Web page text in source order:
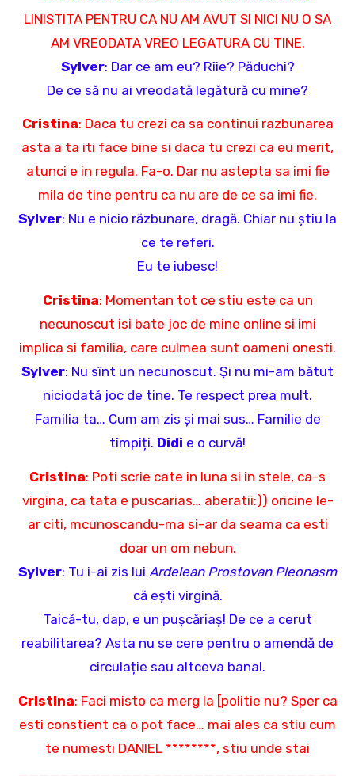
LINISTITA PENTRU CA NU AM AVUT SI NICI NU O SA
AM VREODATA VREO LEGATURA CU TINE.
Sylver: Dar ce am eu? Rîie? Păduchi?
De ce să nu ai vreodată legătură cu mine?
Cristina: Daca tu crezi ca sa continui razbunarea
asta a ta iti face bine si daca tu crezi ca eu merit,
atunci e in regula. Fa-o. Dar nu astepta sa imi fie
mila de tine pentru ca nu are de ce sa imi fie.
Sylver: Nu e nicio răzbunare, dragă. Chiar nu știu la
ce te referi.
Eu te iubesc!
Cristina: Momentan tot ce stiu este ca un
necunoscut isi bate joc de mine online si imi
implica si familia, care culmea sunt oameni onesti.
Sylver: Nu sînt un necunoscut. Și nu mi-am bătut
niciodată joc de tine. Te respect prea mult.
Familia ta… Cum am zis și mai sus… Familie de
tîmpiți. Didi e o curvă!
Cristina: Poti scrie cate in luna si in stele, ca-s
virgina, ca tata e puscarias… aberatii:)) oricine le-
ar citi, mcunoscandu-ma si-ar da seama ca esti
doar un om nebun.
Sylver: Tu i-ai zis lui Ardelean Prostovan Pleonasm
că ești virgină.
Taică-tu, dap, e un pușcăriaș! De ce a cerut
reabilitarea? Asta nu se cere pentru o amendă de
circulație sau altceva banal.
Cristina: Faci misto ca merg la [politie nu? Sper ca
esti constient ca o pot face… mai ales ca stiu cum
te numesti DANIEL ********, stiu unde stai